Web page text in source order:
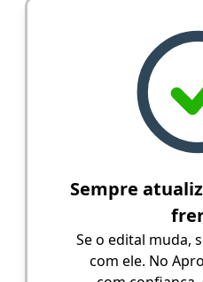
Sempre
Se o edital muda,
com ele. No